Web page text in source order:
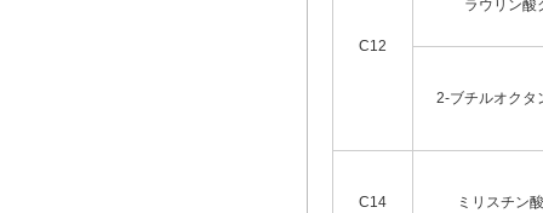
C12
ラウリン酸
2-ブチルオクタ
C14 ミリスチン